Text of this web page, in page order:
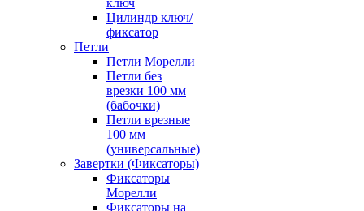
ключ
Цилиндр ключ/
фиксатор
Петли
Петли Морелли
Петли без
врезки 100 мм
(бабочки)
Петли врезные
100 мм
(универсальные)
Завертки (Фиксаторы)
Фиксаторы
Морелли
Фиксаторы на